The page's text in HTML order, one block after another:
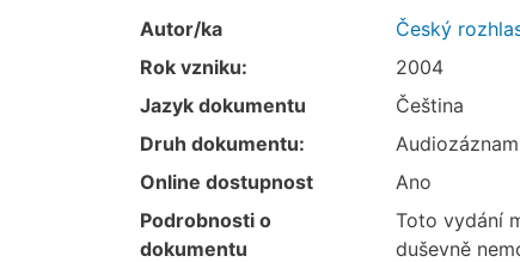
Autor/ka
Český
Rok vzniku:
2004
Jazyk dokumentu
Čeština
Druh dokumentu:
Audiozáznam
Online dostupnost
Ano
Podrobnosti o
dokumentu
Toto vydání
duševně